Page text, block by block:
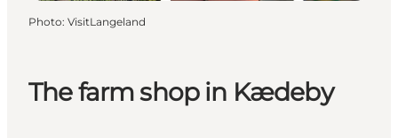
The farm shop in Kædeby
Photo: VisitLangeland